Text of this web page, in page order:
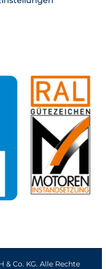
& Co. KG. Alle Rechte